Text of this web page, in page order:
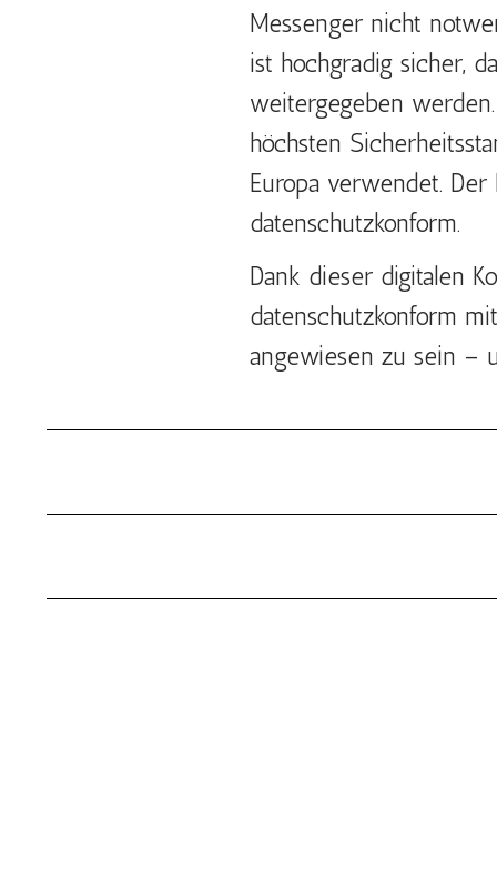
Messenger nicht
ist hochgradig sicher,
weitergegeben
höchsten
Europa verwendet.
datenschutzkonform.
Dank dieser digitalen
datenschutzkonform
angewiesen zu sein –